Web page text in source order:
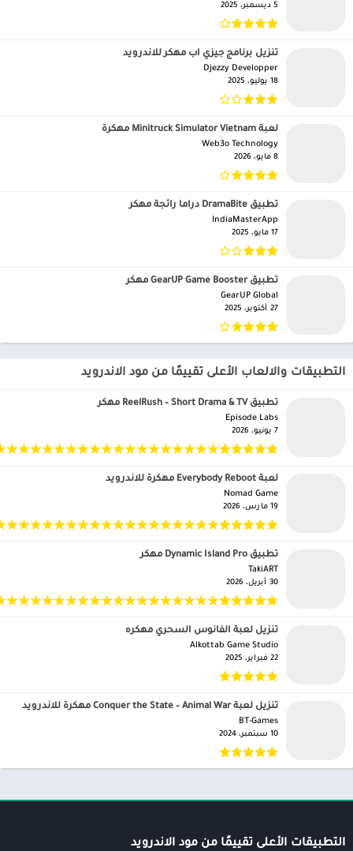
5 ديسمبر، 2025
تنزيل برنامج جيزي اب مهكر للاندرويد
Djezzy Developper‏
18 يوليو، 2025
لعبة Minitruck Simulator Vietnam مهكرة
Web3o Technology‏
8 مايو، 2026
تطبيق DramaBite دراما رائجة مهكر
IndiaMasterApp‏
17 مايو، 2025
تطبيق GearUP Game Booster مهكر
GearUP Global‏
27 أكتوبر، 2025
التطبيقات والالعاب الأعلى تقييمًا من مود الاندرويد
تطبيق ReelRush – Short Drama & TV مهكر
Episode Labs‏
7 يونيو، 2026
لعبة Everybody Reboot مهكرة للاندرويد
Nomad Game‏
19 مارس، 2026
تطبيق Dynamic Island Pro مهكر
TakiART‏
30 أبريل، 2026
تنزيل لعبة الفانوس السحري مهكره
Alkottab Game Studio‏
22 فبراير، 2025
تنزيل لعبة Conquer the State – Animal War مهكرة للاندرويد
BT-Games‏
10 سبتمبر، 2024
التطبيقات الأعلى تقييمًا من مود الاندرويد